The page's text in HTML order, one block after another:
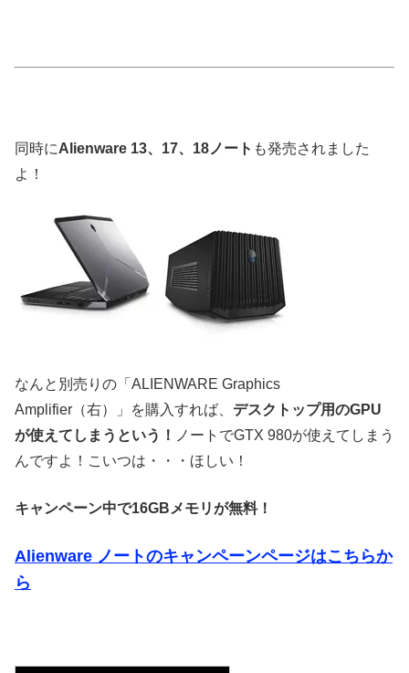
同時にAlienware 13、17、18ノート も発売されました
よ！
なんと別売りの「ALIENWARE Graphics
Amplifier（右）」を購入すれば、 デスクトップ用のGPU
が使えてしまうという！ ノートでGTX 980が使えてしまう
んですよ！こいつは・・・ほしい！
キャンペーン中で16GBメモリが無料！
Alienware ノートのキャンペーンページはこちらか
ら